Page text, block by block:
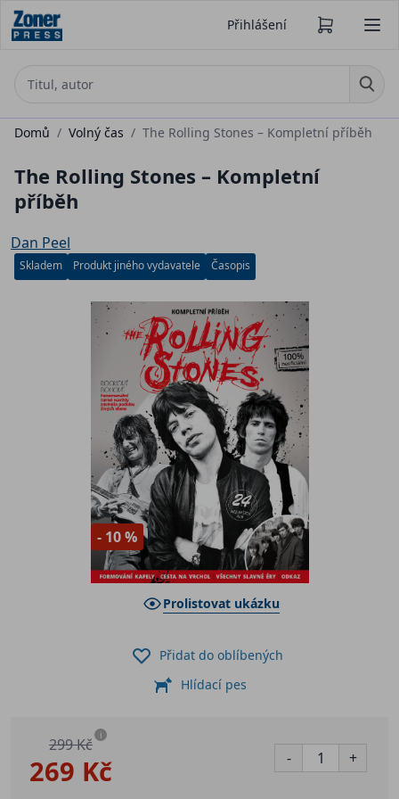
Přihlášení
Domů / Volný čas / The Rolling Stones – Kompletní příběh
The Rolling Stones – Kompletní
příběh
Dan Peel
Skladem Produkt jiného vydavatele Časopis
- 10 %
Prolistovat ukázku
269 Kč
299 Kč i
- +
Přidat do oblíbených
Hlídací pes